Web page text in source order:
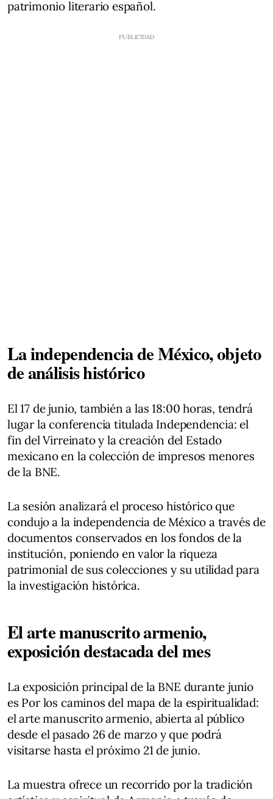
patrimonio literario español.
La independencia de México, objeto
de análisis histórico
El 17 de junio, también a las 18:00 horas, tendrá
lugar la conferencia titulada Independencia: el
fin del Virreinato y la creación del Estado
mexicano en la colección de impresos menores
de la BNE.
La sesión analizará el proceso histórico que
condujo a la independencia de México a través de
documentos conservados en los fondos de la
institución, poniendo en valor la riqueza
patrimonial de sus colecciones y su utilidad para
la investigación histórica.
El arte manuscrito armenio,
exposición destacada del mes
La exposición principal de la BNE durante junio
es Por los caminos del mapa de la espiritualidad:
el arte manuscrito armenio, abierta al público
desde el pasado 26 de marzo y que podrá
visitarse hasta el próximo 21 de junio.
La muestra ofrece un recorrido por la tradición